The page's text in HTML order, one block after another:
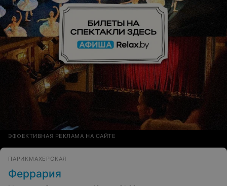
ЭФФЕКТИВНАЯ РЕКЛАМА НА САЙТЕ
ПАРИКМАХЕРСКАЯ
Феррария